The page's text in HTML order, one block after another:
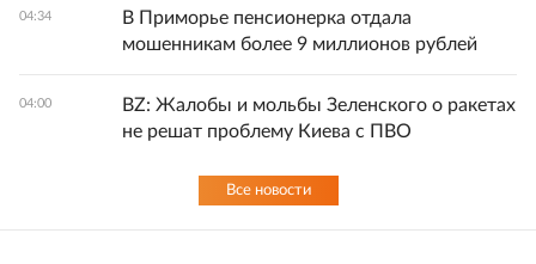
04:34
В Приморье пенсионерка отдала
мошенникам более 9 миллионов рублей
04:00
BZ: Жалобы и мольбы Зеленского о ракетах
не решат проблему Киева с ПВО
Все новости